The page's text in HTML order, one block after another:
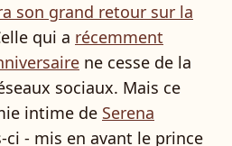
son grand retour sur la
qui a récemment
ne cesse de la
sociaux. Mais ce
intime de Serena
ci - mis en avant le prince